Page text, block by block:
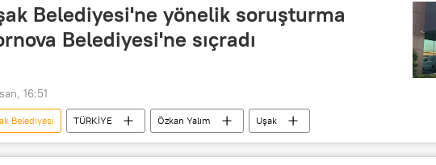
Belediyesi'ne yönelik soruşturma
Belediyesi'ne sıçradı
16:51
Belediyesi TÜRKİYE Özkan Yalım
Uşak
Cumhuriyet Başsavcılığı
Cumhuriyet Başsavcılığı Bornova